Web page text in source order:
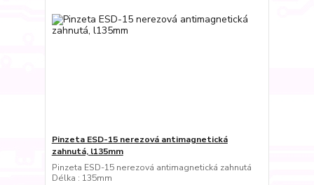
Pinzeta ESD-15 nerezová antimagnetická
zahnutá, l135mm
Pinzeta ESD-15 nerezová antimagnetická zahnutá
Délka : 135mm